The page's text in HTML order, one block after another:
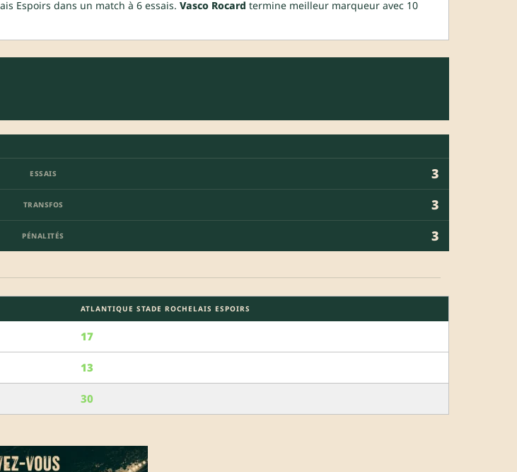
Espoirs dans un match à 6 essais. Vasco Rocard termine meilleur marqueur avec 10
ESSAIS
3
TRANSFOS
3
PÉNALITÉS 3
ATLANTIQUE STADE ROCHELAIS ESPOIRS
17
13
30